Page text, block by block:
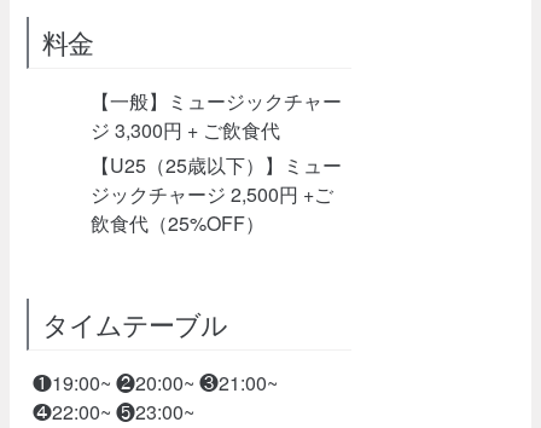
料金
【一般】ミュージックチャー
ジ 3,300円 + ご飲食代
【U25（25歳以下）】ミュー
ジックチャージ 2,500円 +ご
飲食代（25%OFF）
タイムテーブル
❶19:00~ ❷20:00~ ❸21:00~
❹22:00~ ❺23:00~